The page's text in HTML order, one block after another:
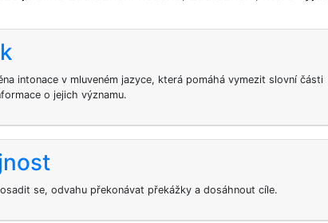
intonace v mluveném jazyce, která pomáhá vymezit slovní části
o jejich významu.
se, odvahu překonávat překážky a dosáhnout cíle.